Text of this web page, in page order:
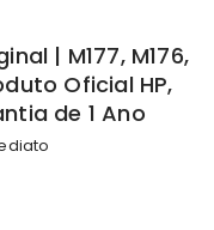
| M177, M176,
Oficial HP,
de 1 Ano